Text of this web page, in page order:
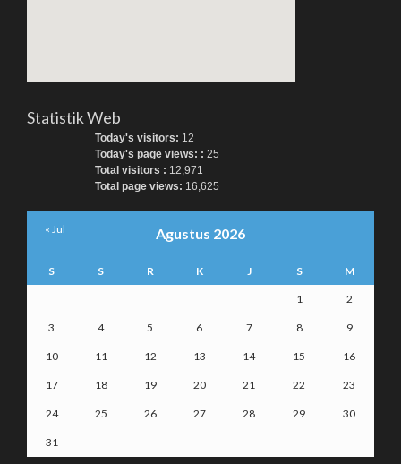
Statistik Web
Today's visitors: 12
Today's page views: : 25
Total visitors : 12,971
Total page views: 16,625
Agustus 2026
S S R K J S M
1 2
3 4 5 6 7 8 9
10 11 12 13 14 15 16
17 18 19 20 21 22 23
24 25 26 27 28 29 30
31
« Jul